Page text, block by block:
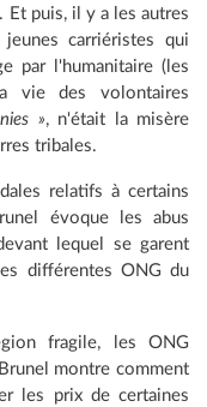
Et puis, il y a les autres
carriéristes qui
par l'humanitaire (les
vie des volontaires
», n'était la misère
tribales.
relatifs à certains
évoque les abus
lequel se garent
différentes ONG du
fragile, les ONG
montre comment
les prix de certaines